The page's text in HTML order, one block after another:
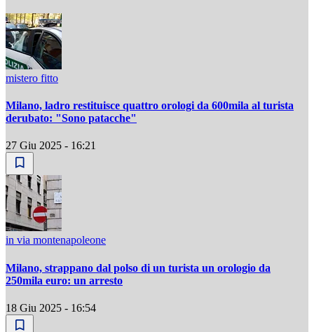
mistero fitto
Milano, ladro restituisce quattro orologi da 600mila al turista
derubato: "Sono patacche"
27 Giu 2025 - 16:21
in via montenapoleone
Milano, strappano dal polso di un turista un orologio da
250mila euro: un arresto
18 Giu 2025 - 16:54